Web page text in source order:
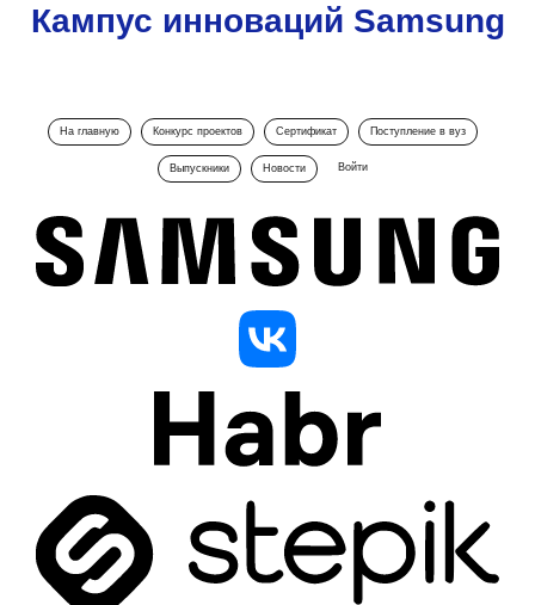
Кампус инноваций Samsung
На главную Конкурс проектов Сертификат Поступление в вуз
Выпускники Новости Войти